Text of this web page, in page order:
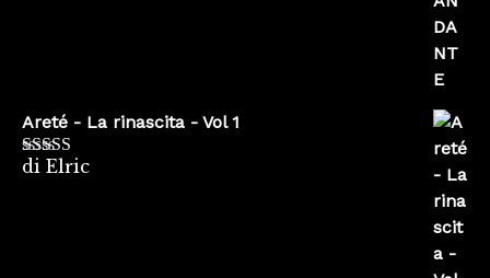
Areté - La rinascita - Vol 1
Valutato5
di Elric